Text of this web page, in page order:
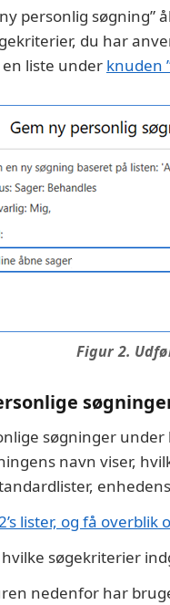
personlig
du har
liste under knuden
Figur 2.
søgninger
navn viser,
lister, og få overblik
søgekriterier
nedenfor har